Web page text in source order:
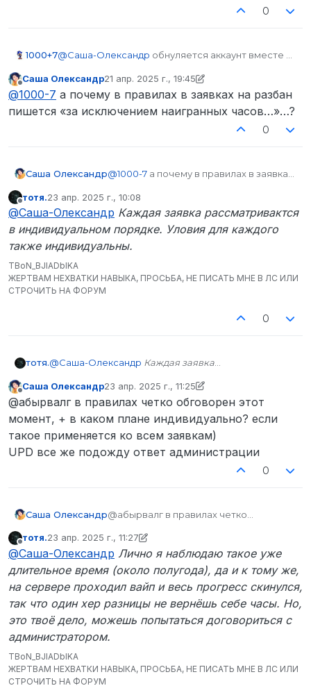
0
1000+7@Саша-Олександр обнуляется аккаунт вместе с
площадках - нужно обратиться в другой раздел.
Ты согласен на полное обнуление?
Не в сети
Саша Олександр21 апр. 2025 г., 19:45
отредактировано Саша Олександр
@1000-7 а почему в правилах в заявках на разбан
пишется «за исключением наигранных часов…»…?
0
Саша Олександр@1000-7 а почему в правилах в заявках
наигранных часов…»…?
Не в сети
тотя.23 апр. 2025 г., 10:08
отредактировано
@Саша-Олександр Каждая заявка рассматривактся
в индивидуальном порядке. Уловия для каждого
также индивидуальны.
TBoN_BJIADbIKA
ЖЕРТВАМ НЕХВАТКИ НАВЫКА, ПРОСЬБА, НЕ ПИСАТЬ МНЕ В ЛС ИЛИ
СТРОЧИТЬ НА ФОРУМ
0
тотя.@Саша-Олександр Каждая заявка
Уловия для каждого также индивидуальны.
Не в сети
Саша Олександр23 апр. 2025 г., 11:25
отредактировано Саша Олександр
@абырвалг в правилах четко обговорен этот
момент, + в каком плане индивидуально? если
такое применяется ко всем заявкам)
UPD все же подожду ответ администрации
0
Саша Олександр@абырвалг в правилах четко
плане индивидуально? если такое
применяется ко всем заявкам)
UPD все же подожду ответ
администрации
Не в сети
тотя.23 апр. 2025 г., 11:27
отредактировано тотя.
@Саша-Олександр Лично я наблюдаю такое уже
длительное время (около полугода), да и к тому же,
на сервере проходил вайп и весь прогресс скинулся,
так что один хер разницы не вернёшь себе часы. Но,
это твоё дело, можешь попытаться договориться с
администратором.
TBoN_BJIADbIKA
ЖЕРТВАМ НЕХВАТКИ НАВЫКА, ПРОСЬБА, НЕ ПИСАТЬ МНЕ В ЛС ИЛИ
СТРОЧИТЬ НА ФОРУМ